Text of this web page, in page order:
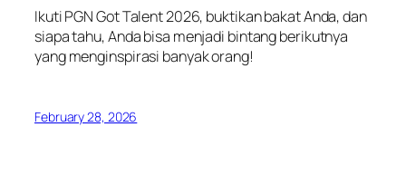
Ikuti PGN Got Talent 2026, buktikan bakat Anda, dan
siapa tahu, Anda bisa menjadi bintang berikutnya
yang menginspirasi banyak orang!
February 28, 2026